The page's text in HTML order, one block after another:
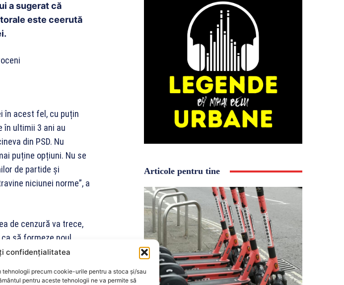
confidențialitatea
precum cookie-urile pentru a stoca și/sau
pentru aceste tehnologii ne va permite să
a sugerat că
este ceerută
în acest fel, cu puțin
în ultimii 3 ani au
din PSD. Nu
puține opțiuni. Nu se
de partide și
niciunei norme”, a
de cenzură va trece,
să formeze noul
cu primii parteneri,
Articole pentru tine